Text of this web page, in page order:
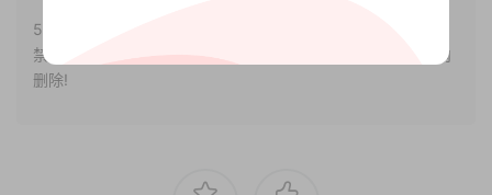
5.本站提供的所有資源僅供參考學習使用，版權歸原著所有，
禁止下載本站資源參與任何商業和非法行爲，請于24小時之内
删除!